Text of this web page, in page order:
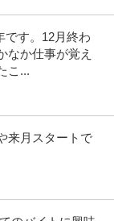
です。12月終わ
なか仕事が覚え
こ...
来月スタートで